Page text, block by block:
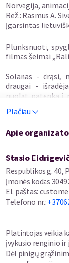
Norvegija,
Rež.: Rasmus A.
Įgarsintas
Plunksnuoti,
filmas šeimai
Solanas - drąsi,
draugai -
nuolat patenka į
Afrikos! Iš garažo
Nors trys
nebus.
nenumatytų
pagrindinis
pradedamas
*Kino bilietus
Plačiau
Apie
Stasio
Respublikos g. 40,
Įmonės kodas
El. paštas:
Telefono nr.:
Platintojas veikia
įvykusio renginio ir
Dėl pinigų